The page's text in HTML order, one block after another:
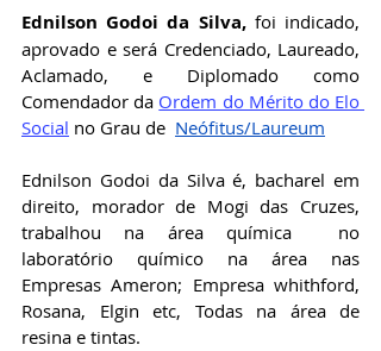
Ednilson Godoi da Silva, foi indicado,
aprovado e será Credenciado, Laureado,
Aclamado, e Diplomado como
Comendador da Ordem do Mérito do Elo
Social no Grau de Neófitus/Laureum
Ednilson Godoi da Silva é, bacharel em
direito, morador de Mogi das Cruzes,
trabalhou na área química  no
laboratório químico na área nas
Empresas Ameron; Empresa whithford,
Rosana, Elgin etc, Todas na área de
resina e tintas.